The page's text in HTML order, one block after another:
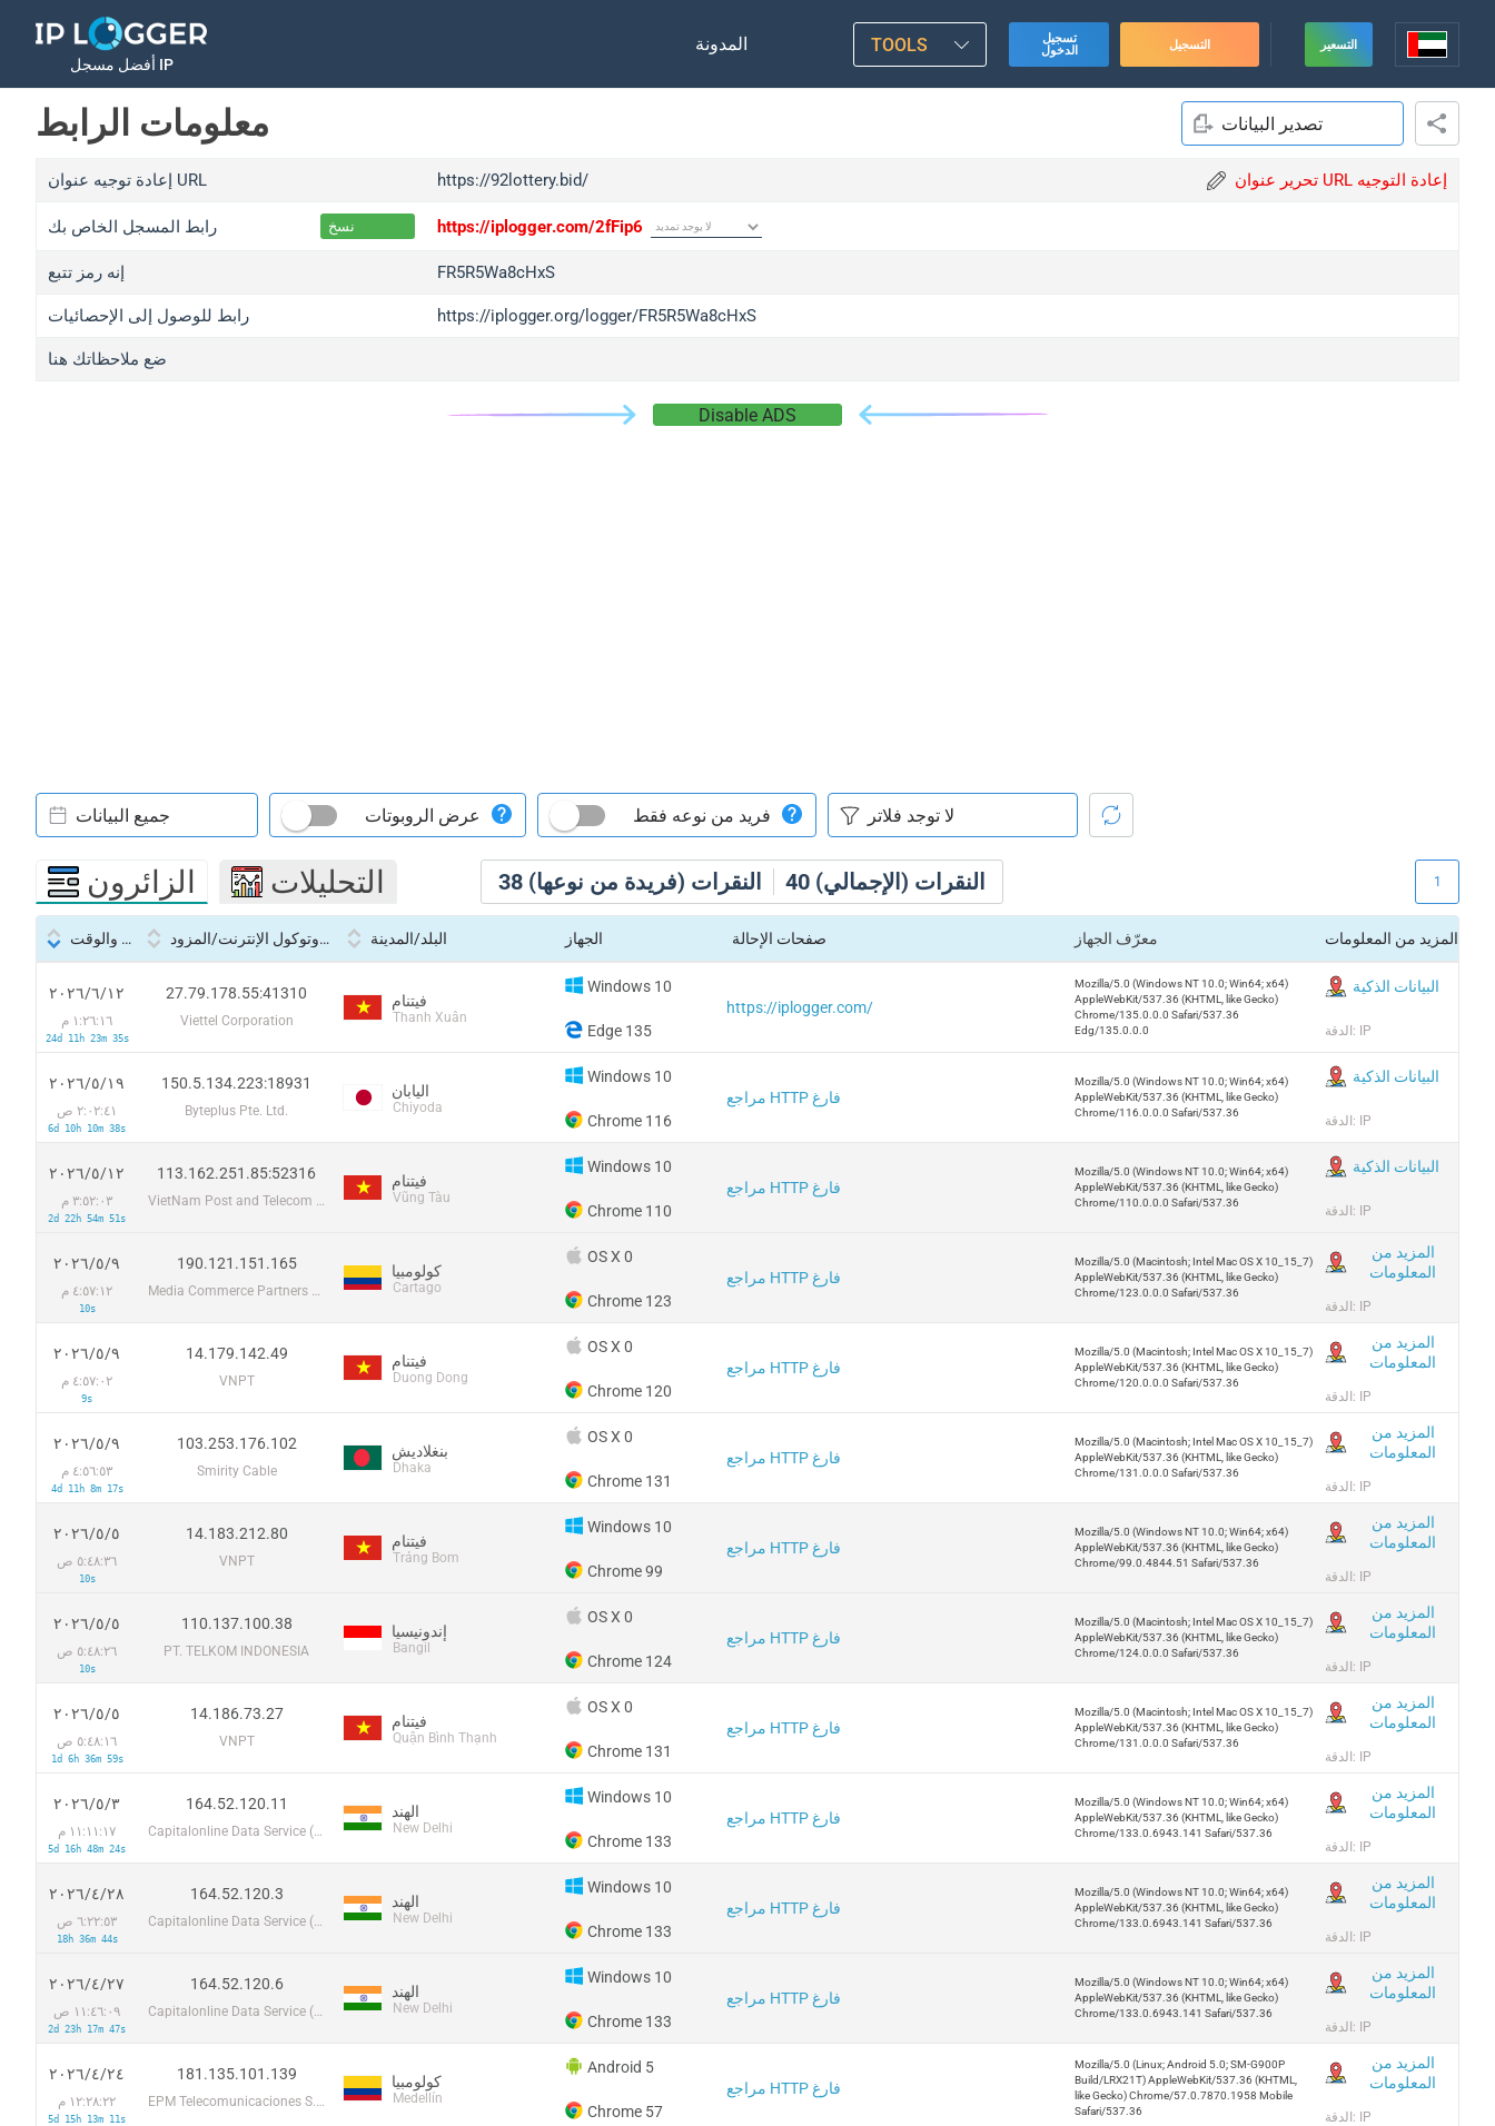
أفضل مسجل IP
المدونة TOOLS
تسجيل
الدخول
التسجيل التسعير
معلومات الرابط تصدير البيانات
إعادة توجيه عنوان URL https://92lottery.bid/ تحرير عنوان URL إعادة التوجيه
رابط المسجل الخاص بك نسخ https://iplogger.com/2fFip6
إنه رمز تتبع FR5R5Wa8cHxS
رابط للوصول إلى الإحصائيات https://iplogger.org/logger/FR5R5Wa8cHxS
ضع ملاحظاتك هنا
Disable ADS
38 النقرات (فريدة من نوعها) 40 النقرات (الإجمالي)
جميع البيانات عرض الروبوتات فريد من نوعه فقط
الزائرون التحليلات 1
التاريخ والوقت بروتوكول الإنترنت/المزود البلد/المدينة الجهاز صفحات الإحالة معرّف الجهاز المزيد من المعلومات
١٢‏/٦‏/٢٠٢٦
١:٢٦:١٦ م
24d 11h 23m 35s
27.79.178.55:41310
Viettel Corporation
فيتنام
Thanh Xuân
Windows 10
Edge 135
https://iplogger.com/
Mozilla/5.0 (Windows NT 10.0; Win64; x64)
AppleWebKit/537.36 (KHTML, like Gecko)
Chrome/135.0.0.0 Safari/537.36
Edg/135.0.0.0
البيانات الذكية
الدقة: IP
١٩‏/٥‏/٢٠٢٦
٢:٠٢:٤١ ص
6d 10h 10m 38s
150.5.134.223:18931
Byteplus Pte. Ltd.
اليابان
Chiyoda
Windows 10
Chrome 116
مراجع HTTP فارغ
Mozilla/5.0 (Windows NT 10.0; Win64; x64)
AppleWebKit/537.36 (KHTML, like Gecko)
Chrome/116.0.0.0 Safari/537.36
البيانات الذكية
الدقة: IP
١٢‏/٥‏/٢٠٢٦
٣:٥٢:٠٣ م
2d 22h 54m 51s
113.162.251.85:52316
VietNam Post and Telecom Corporation
فيتنام
Vũng Tàu
Windows 10
Chrome 110
مراجع HTTP فارغ
Mozilla/5.0 (Windows NT 10.0; Win64; x64)
AppleWebKit/537.36 (KHTML, like Gecko)
Chrome/110.0.0.0 Safari/537.36
البيانات الذكية
الدقة: IP
٩‏/٥‏/٢٠٢٦
٤:٥٧:١٢ م
10s
190.121.151.165
Media Commerce Partners S.A
كولومبيا
Cartago
OS X 0
Chrome 123
مراجع HTTP فارغ
Mozilla/5.0 (Macintosh; Intel Mac OS X 10_15_7)
AppleWebKit/537.36 (KHTML, like Gecko)
Chrome/123.0.0.0 Safari/537.36
المزيد من
المعلومات
الدقة: IP
٩‏/٥‏/٢٠٢٦
٤:٥٧:٠٢ م
9s
14.179.142.49
VNPT
فيتنام
Duong Dong
OS X 0
Chrome 120
مراجع HTTP فارغ
Mozilla/5.0 (Macintosh; Intel Mac OS X 10_15_7)
AppleWebKit/537.36 (KHTML, like Gecko)
Chrome/120.0.0.0 Safari/537.36
المزيد من
المعلومات
الدقة: IP
٩‏/٥‏/٢٠٢٦
٤:٥٦:٥٣ م
4d 11h 8m 17s
103.253.176.102
Smirity Cable
بنغلاديش
Dhaka
OS X 0
Chrome 131
مراجع HTTP فارغ
Mozilla/5.0 (Macintosh; Intel Mac OS X 10_15_7)
AppleWebKit/537.36 (KHTML, like Gecko)
Chrome/131.0.0.0 Safari/537.36
المزيد من
المعلومات
الدقة: IP
٥‏/٥‏/٢٠٢٦
٥:٤٨:٣٦ ص
10s
14.183.212.80
VNPT
فيتنام
Trảng Bom
Windows 10
Chrome 99
مراجع HTTP فارغ
Mozilla/5.0 (Windows NT 10.0; Win64; x64)
AppleWebKit/537.36 (KHTML, like Gecko)
Chrome/99.0.4844.51 Safari/537.36
المزيد من
المعلومات
الدقة: IP
٥‏/٥‏/٢٠٢٦
٥:٤٨:٢٦ ص
10s
110.137.100.38
PT. TELKOM INDONESIA
إندونيسيا
Bangil
OS X 0
Chrome 124
مراجع HTTP فارغ
Mozilla/5.0 (Macintosh; Intel Mac OS X 10_15_7)
AppleWebKit/537.36 (KHTML, like Gecko)
Chrome/124.0.0.0 Safari/537.36
المزيد من
المعلومات
الدقة: IP
٥‏/٥‏/٢٠٢٦
٥:٤٨:١٦ ص
1d 6h 36m 59s
14.186.73.27
VNPT
فيتنام
Quận Bình Thạnh
OS X 0
Chrome 131
مراجع HTTP فارغ
Mozilla/5.0 (Macintosh; Intel Mac OS X 10_15_7)
AppleWebKit/537.36 (KHTML, like Gecko)
Chrome/131.0.0.0 Safari/537.36
المزيد من
المعلومات
الدقة: IP
٣‏/٥‏/٢٠٢٦
١١:١١:١٧ م
5d 16h 48m 24s
164.52.120.11
Capitalonline Data Service (HK) Co
الهند
New Delhi
Windows 10
Chrome 133
مراجع HTTP فارغ
Mozilla/5.0 (Windows NT 10.0; Win64; x64)
AppleWebKit/537.36 (KHTML, like Gecko)
Chrome/133.0.6943.141 Safari/537.36
المزيد من
المعلومات
الدقة: IP
٢٨‏/٤‏/٢٠٢٦
٦:٢٢:٥٣ ص
18h 36m 44s
164.52.120.3
Capitalonline Data Service (HK) Co
الهند
New Delhi
Windows 10
Chrome 133
مراجع HTTP فارغ
Mozilla/5.0 (Windows NT 10.0; Win64; x64)
AppleWebKit/537.36 (KHTML, like Gecko)
Chrome/133.0.6943.141 Safari/537.36
المزيد من
المعلومات
الدقة: IP
٢٧‏/٤‏/٢٠٢٦
١١:٤٦:٠٩ ص
2d 23h 17m 47s
164.52.120.6
Capitalonline Data Service (HK) Co
الهند
New Delhi
Windows 10
Chrome 133
مراجع HTTP فارغ
Mozilla/5.0 (Windows NT 10.0; Win64; x64)
AppleWebKit/537.36 (KHTML, like Gecko)
Chrome/133.0.6943.141 Safari/537.36
المزيد من
المعلومات
الدقة: IP
٢٤‏/٤‏/٢٠٢٦
١٢:٢٨:٢٢ م
5d 15h 13m 11s
181.135.101.139
EPM Telecomunicaciones S.A. E.S.P.
كولومبيا
Medellín
Android 5
Chrome 57
مراجع HTTP فارغ
Mozilla/5.0 (Linux; Android 5.0; SM-G900P
Build/LRX21T) AppleWebKit/537.36 (KHTML,
like Gecko) Chrome/57.0.7870.1958 Mobile
Safari/537.36
المزيد من
المعلومات
الدقة: IP